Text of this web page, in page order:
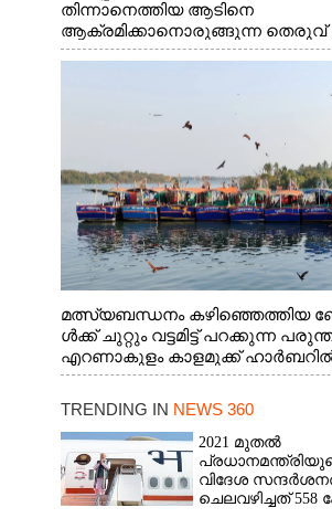
തിന്നാനെത്തിയ ആടിനെ
ആക്രമിക്കാനൊരുങ്ങുന്ന തെരുവ്
എറണാകുളം വാത്തുരുത്തിയിൽ
മത്സ്യബന്ധനം കഴിഞ്ഞെത്തിയ
ൾക്ക് ചുറ്റും വട്ടമിട്ട് പറക്കുന്ന
എറണാകുളം കാളമുക്ക്
ള്ള കാഴ്ച
TRENDING IN NEWS 360
2021 മുതൽ
വിദേശ
ചെലവഴിച്ചത് 558